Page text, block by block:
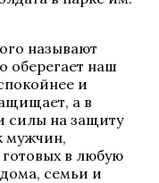
называют
оберегает наш
и
а в
силы на защиту
мужчин,
в любую
семьи и